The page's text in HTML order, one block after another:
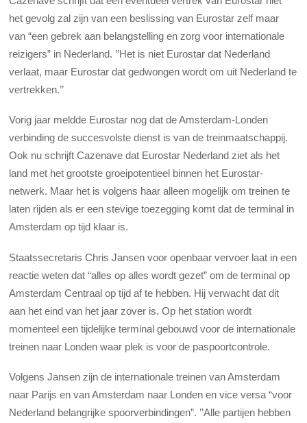
het gevolg zal zijn van een beslissing van Eurostar zelf maar
van “een gebrek aan belangstelling en zorg voor internationale
reizigers” in Nederland. ’’Het is niet Eurostar dat Nederland
verlaat, maar Eurostar dat gedwongen wordt om uit Nederland te
vertrekken.’’
Vorig jaar meldde Eurostar nog dat de Amsterdam-Londen
verbinding de succesvolste dienst is van de treinmaatschappij.
Ook nu schrijft Cazenave dat Eurostar Nederland ziet als het
land met het grootste groeipotentieel binnen het Eurostar-
netwerk. Maar het is volgens haar alleen mogelijk om treinen te
laten rijden als er een stevige toezegging komt dat de terminal in
Amsterdam op tijd klaar is.
Staatssecretaris Chris Jansen voor openbaar vervoer laat in een
reactie weten dat “alles op alles wordt gezet” om de terminal op
Amsterdam Centraal op tijd af te hebben. Hij verwacht dat dit
aan het eind van het jaar zover is. Op het station wordt
momenteel een tijdelijke terminal gebouwd voor de internationale
treinen naar Londen waar plek is voor de paspoortcontrole.
Volgens Jansen zijn de internationale treinen van Amsterdam
naar Parijs en van Amsterdam naar Londen en vice versa “voor
Nederland belangrijke spoorverbindingen”. ’’Alle partijen hebben